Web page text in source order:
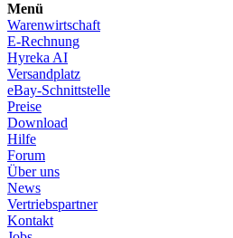
Menü
Warenwirtschaft
E-Rechnung
Hyreka AI
Versandplatz
eBay-Schnittstelle
Preise
Download
Hilfe
Forum
Über uns
News
Vertriebspartner
Kontakt